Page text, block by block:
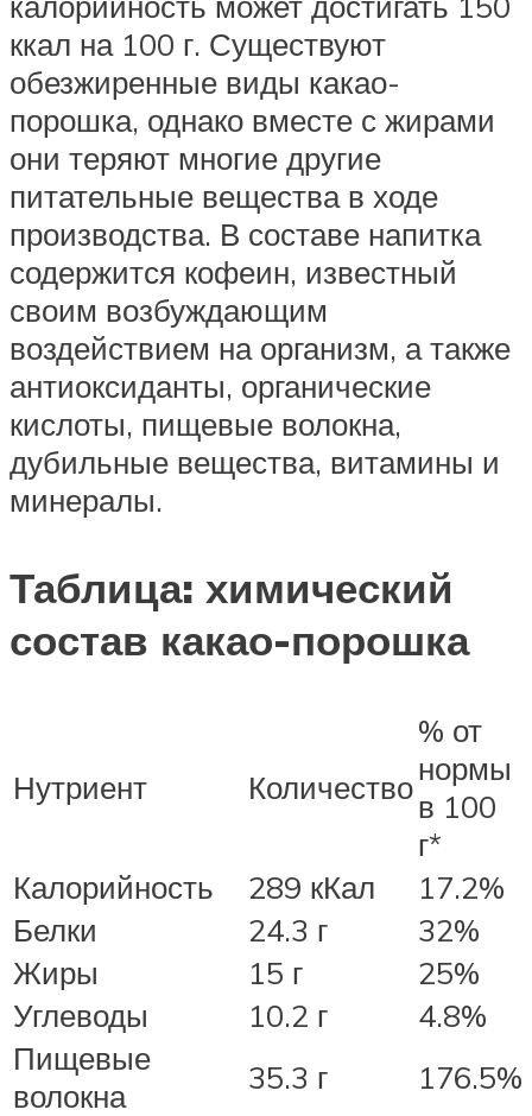
ккал на 100 г. Существуют
обезжиренные виды какао-
порошка, однако вместе с жирами
они теряют многие другие
питательные вещества в ходе
производства. В составе напитка
содержится кофеин, известный
своим возбуждающим
воздействием на организм, а также
антиоксиданты, органические
кислоты, пищевые волокна,
дубильные вещества, витамины и
минералы.
Таблица: химический
состав какао-порошка
Нутриент Количество
% от
нормы
в 100
г*
Калорийность
289 кКал
17.2%
Белки
24.3 г
32%
Жиры
15 г
25%
Углеводы
10.2 г
4.8%
Пищевые
волокна
35.3 г
176.5%